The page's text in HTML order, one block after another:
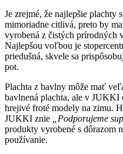
Je zrejmé, že najlepšie plachty
mimoriadne citlivá, preto by
vyrobená z čistých prírodných
Najlepšou voľbou je
priedušná, skvele sa
pot.
Plachta z bavlny môže mať
bavlnená plachta, ale v JUKKI
hrejivé froté modely na zimu.
JUKKI znie
„Podporujeme
produkty vyrobené s dôrazom
používanie.